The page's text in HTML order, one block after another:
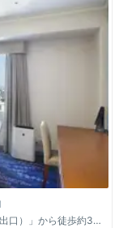
口）」から徒歩約3